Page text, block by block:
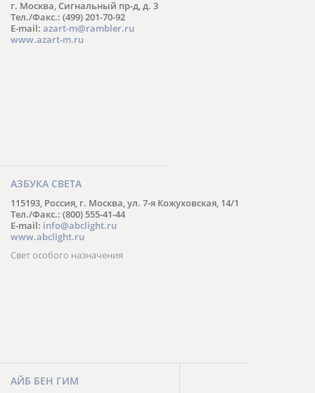
г. Москва, Сигнальный пр-д, д. 3
Тел./Факс.: (499) 201-70-92
E-mail: azart-m@rambler.ru
www.azart-m.ru
АЗБУКА СВЕТА
115193, Россия, г. Москва, ул. 7-я Кожуховская, 14/1
Тел./Факс.: (800) 555-41-44
E-mail: info@abclight.ru
www.abclight.ru
Свет особого назначения
АЙБ БЕН ГИМ